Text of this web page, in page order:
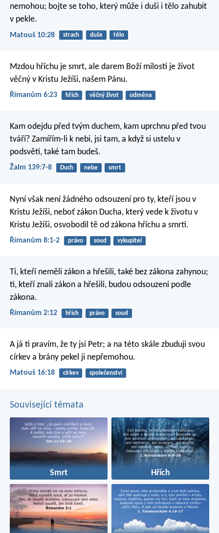
nemohou; bojte se toho, který může i duši i tělo zahubit
v pekle.
Matouš 10:28 strach duše tělo
Mzdou hříchu je smrt, ale darem Boží milosti je život
věčný v Kristu Ježíši, našem Pánu.
Římanům 6:23 hřích věčný život odměna
Kam odejdu před tvým duchem, kam uprchnu před tvou
tváří? Zamířím-li k nebi, jsi tam, a když si ustelu v
podsvětí, také tam budeš.
Žalm 139:7-8 Duch nebe smrt
Nyní však není žádného odsouzení pro ty, kteří jsou v
Kristu Ježíši, neboť zákon Ducha, který vede k životu v
Kristu Ježíši, osvobodil tě od zákona hříchu a smrti.
Římanům 8:1-2 právo soud vykupitel
Ti, kteří neměli zákon a hřešili, také bez zákona zahynou;
ti, kteří znali zákon a hřešili, budou odsouzeni podle
zákona.
Římanům 2:12 hřích právo soud
A já ti pravím, že ty jsi Petr; a na této skále zbuduji svou
církev a brány pekel ji nepřemohou.
Matouš 16:18 církev společenství
Související témata
Smrt Hřích